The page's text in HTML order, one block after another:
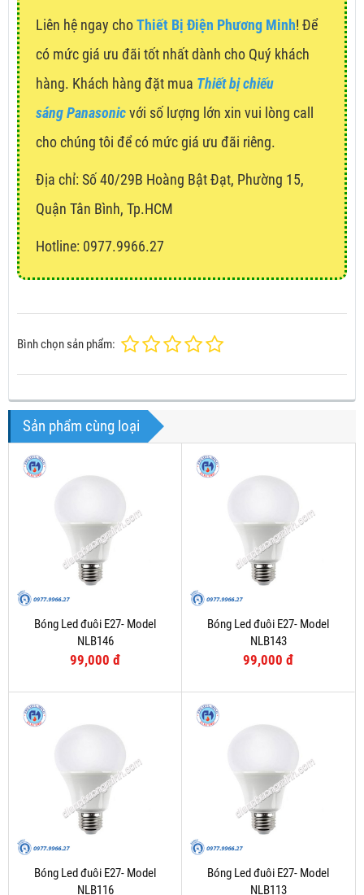
Liên hệ ngay choThiết Bị Điện Phương Minh! Để
có mức giá ưu đãi tốt nhất dành cho Quý khách
hàng. Khách hàng đặt mua Thiết bị chiếu
sáng Panasonicvới số lượng lớn xin vui lòng call
cho chúng tôi để có mức giá ưu đãi riêng.
Địa chỉ: Số 40/29B Hoàng Bật Đạt, Phường 15,
Quận Tân Bình, Tp.HCM
Hotline: 0977.9966.27
Bình chọn sản phẩm:
Sản phẩm cùng loại
Bóng Led đuôi E27- Model
NLB146
99,000 đ
Bóng Led đuôi E27- Model
NLB143
99,000 đ
Bóng Led đuôi E27- Model
NLB116
Bóng Led đuôi E27- Model
NLB113